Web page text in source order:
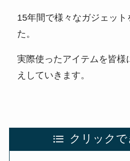
15年間で様々なガジェット
た。
実際使ったアイテムを皆様
えしていきます。
クリックで